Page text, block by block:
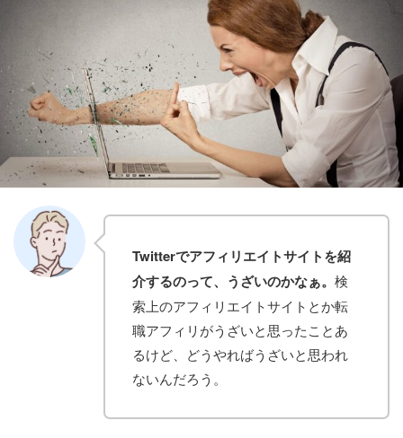
Twitterでアフィリエイトサイトを紹
介するのって、 うざいのかなぁ。 検
索上のアフィリエイトサイトとか転
職アフィリがうざいと思ったことあ
るけど、どうやればうざいと思われ
ないんだろう。